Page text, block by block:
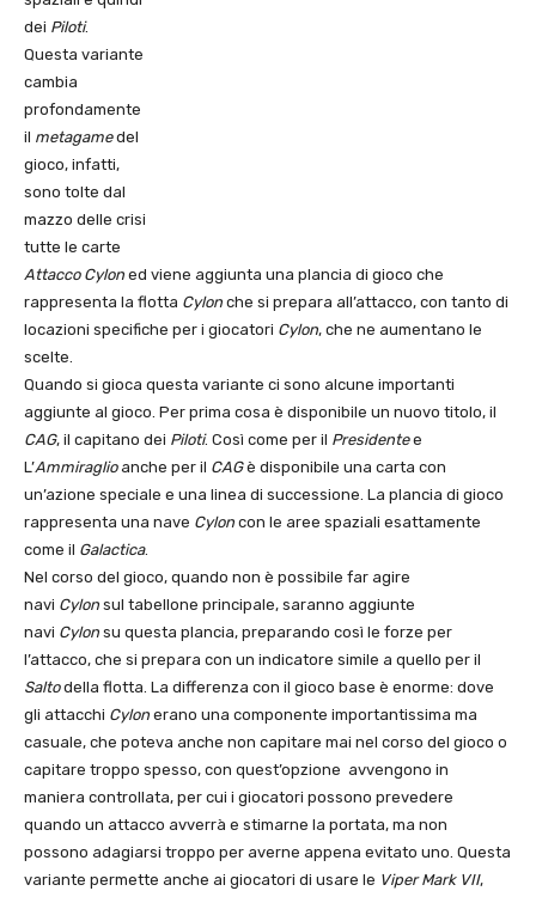
dei Piloti.
Questa variante
cambia
profondamente
il metagamedel
gioco, infatti,
sono tolte dal
mazzo delle crisi
tutte le carte
Attacco Cylon ed viene aggiunta una plancia di gioco che
rappresenta la flotta Cylon che si prepara all’attacco, con tanto di
locazioni specifiche per i giocatori Cylon, che ne aumentano le
scelte.
Quando si gioca questa variante ci sono alcune importanti
aggiunte al gioco. Per prima cosa è disponibile un nuovo titolo, il
CAG, il capitano dei Piloti. Così come per il Presidentee
L’Ammiraglioanche per il CAGè disponibile una carta con
un’azione speciale e una linea di successione. La plancia di gioco
rappresenta una nave Cylon con le aree spaziali esattamente
come il Galactica.
Nel corso del gioco, quando non è possibile far agire
navi Cylon sul tabellone principale, saranno aggiunte
navi Cylon su questa plancia, preparando così le forze per
l’attacco, che si prepara con un indicatore simile a quello per il
Saltodella flotta. La differenza con il gioco base è enorme: dove
gli attacchi Cylon erano una componente importantissima ma
casuale, che poteva anche non capitare mai nel corso del gioco o
capitare troppo spesso, con quest’opzione avvengono in
maniera controllata, per cui i giocatori possono prevedere
quando un attacco avverrà e stimarne la portata, ma non
possono adagiarsi troppo per averne appena evitato uno. Questa
variante permette anche ai giocatori di usare le Viper Mark VII,